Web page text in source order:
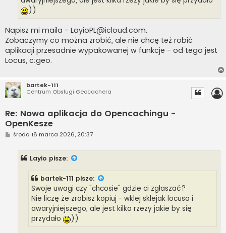
))
Napisz mi maila - LayioPL@icloud.com.
Zobaczymy co można zrobić, ale nie chcę też robić
aplikacji przesadnie wypakowanej w funkcje - od tego jest
Locus, c:geo.
bartek-111
Centrum Obsługi Geocachera
Re: Nowa aplikacja do Opencachingu -
OpenKesze
Pśroda 18 marca 2026, 20:37
Layio pisze:
bartek-111 pisze:
Swoje uwagi czy "chcosie" gdzie ci zgłaszać?
Nie liczę że zrobisz kopiuj - wklej sklejak locusa i
awaryjniejszego, ale jest kilka rzezy jakie by się
przydało
))